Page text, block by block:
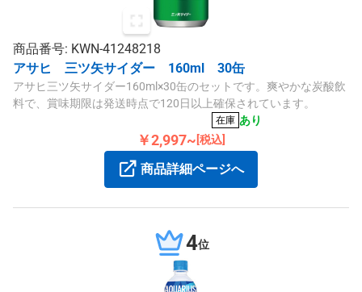
商品番号: KWN-41248218
アサヒ 三ツ矢サイダー 160ml 30缶
アサヒ三ツ矢サイダー160ml×30缶のセットです。爽やかな炭酸飲
料で、賞味期限は発送時点で120日以上確保されています。
在庫 あり
￥2,997~ [税込]
商品詳細ページへ
4位